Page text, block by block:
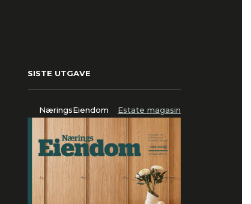
SISTE UTGAVE
NæringsEiendom Estate magasin